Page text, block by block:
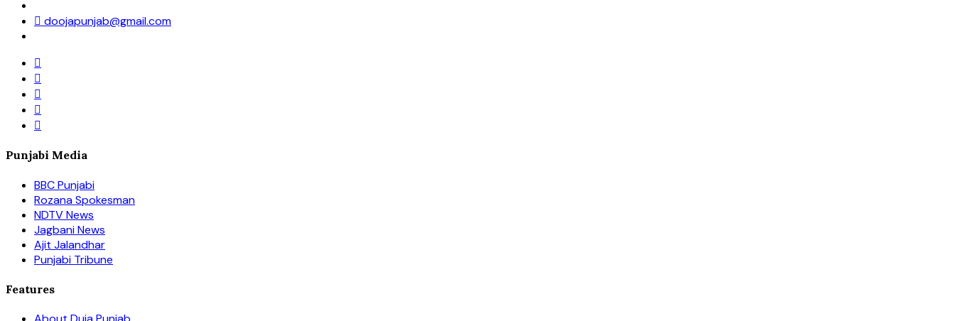
doojapunjab@gmail.com
Punjabi Media
BBC Punjabi
Rozana Spokesman
NDTV News
Jagbani News
Ajit Jalandhar
Punjabi Tribune
Features